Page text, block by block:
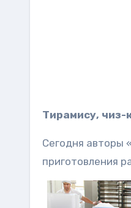
Тирамису, чиз-
Сегодня авторы
приготовления